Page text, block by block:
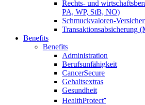
Rechts- und
PA, WP, StB, NO)
Schmuckvaloren-
Transaktionsabsicherung
Benefits
Benefits
Administration
Berufsunfähigkeit
CancerSecure
Gehaltsextras
Gesundheit
HealthProtect⁺